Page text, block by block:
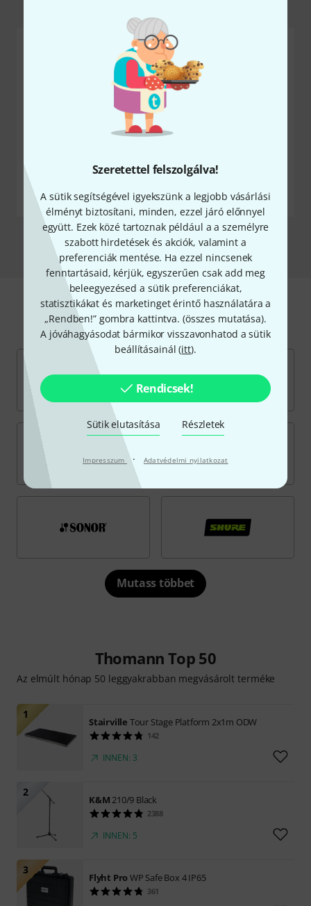
Szeretettel felszolgálva!
A sütik segítségével igyekszünk a legjobb vásárlási
élményt biztosítani, minden, ezzel járó előnnyel
együtt. Ezek közé tartoznak például a a személyre
szabott hirdetések és akciók, valamint a
preferenciák mentése. Ha ezzel nincsenek
fenntartásaid, kérjük, egyszerűen csak add meg
beleegyezésed a sütik preferenciákat,
statisztikákat és marketinget érintő használatára a
„Rendben!” gombra kattintva. (összes mutatása).
A jóváhagyásodat bármikor visszavonhatod a sütik
beállításainál (itt).
Rendicsek!
Sütik elutasítása Részletek
Impresszum · Adatvédelmi nyilatkozat
AKTUÁLIS KEDVENCEK
Proco Rat 2 Distortion
Multiband Bass
VS.
Összehasonlítom
Rendezés márkanév szerint
Mutass többet
Thomann Top 50
Az elmúlt hónap 50 leggyakrabban megvásárolt terméke
1
Stairville Tour Stage Platform 2x1m ODW
142
INNEN: 3
2
K&M210/9 Black
2388
INNEN: 5
3
Flyht ProWP Safe Box 4 IP65
361